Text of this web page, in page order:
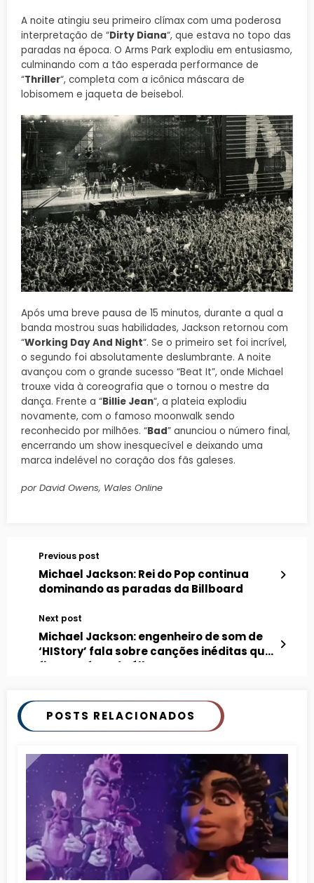
A noite atingiu seu primeiro clímax com uma poderosa
interpretação de “Dirty Diana“, que estava no topo das
paradas na época. O Arms Park explodiu em entusiasmo,
culminando com a tão esperada performance de
“Thriller“, completa com a icônica máscara de
lobisomem e jaqueta de beisebol.
Após uma breve pausa de 15 minutos, durante a qual a
banda mostrou suas habilidades, Jackson retornou com
“Working Day And Night“. Se o primeiro set foi incrível,
o segundo foi absolutamente deslumbrante. A noite
avançou com o grande sucesso “Beat It”, onde Michael
trouxe vida à coreografia que o tornou o mestre da
dança. Frente a “Billie Jean“, a plateia explodiu
novamente, com o famoso moonwalk sendo
reconhecido por milhões. “Bad” anunciou o número final,
encerrando um show inesquecível e deixando uma
marca indelével no coração dos fãs galeses.
por David Owens, Wales Online
Previous post
Michael Jackson: Rei do Pop continua
dominando as paradas da Billboard
Next post
Michael Jackson: engenheiro de som de
‘HIStory’ fala sobre canções inéditas que
ficaram fora do álbum
POSTS RELACIONADOS